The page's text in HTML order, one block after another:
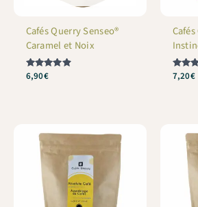
Cafés Querry Senseo®
Caramel et Noix
Note
4.86
6,90€
Note
4.33
7,20€